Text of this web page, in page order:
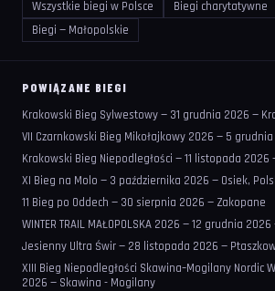
Wszystkie biegi w Polsce
Biegi charytatywne
Biegi — Małopolskie
POWIĄZANE BIEGI
Krakowski Bieg Sylwestowy — 31 grudnia 2026 —
VII Czarnkowski Bieg Mikołajkowy 2026 — 5
Krakowski Bieg Niepodległości — 11 listopada 2026
XI Bieg na Molo — 3 października 2026 — Osiek,
11 Bieg po Oddech — 30 sierpnia 2026 — Zakopane
WINTER TRAIL MAŁOPOLSKA 2026 — 12 grudnia
Jesienny Ultra Świr — 28 listopada 2026 —
XIII Bieg Niepodległości Skawina–Mogilany Nordic
2026 — Skawina - Mogilany